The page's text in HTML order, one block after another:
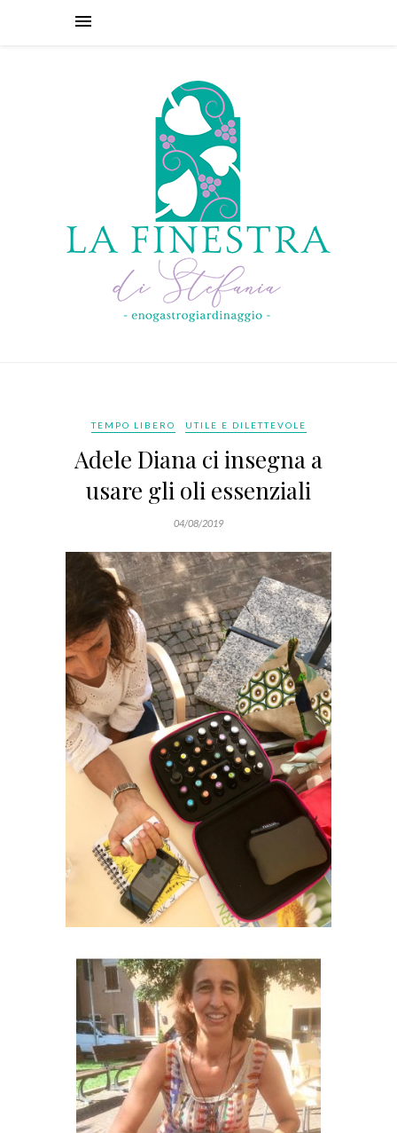
TEMPO LIBERO UTILE E DILETTEVOLE
Adele Diana ci insegna a
usare gli oli essenziali
04/08/2019